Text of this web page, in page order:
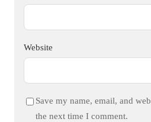
Website
Save my name, email, and
the next time I comment.